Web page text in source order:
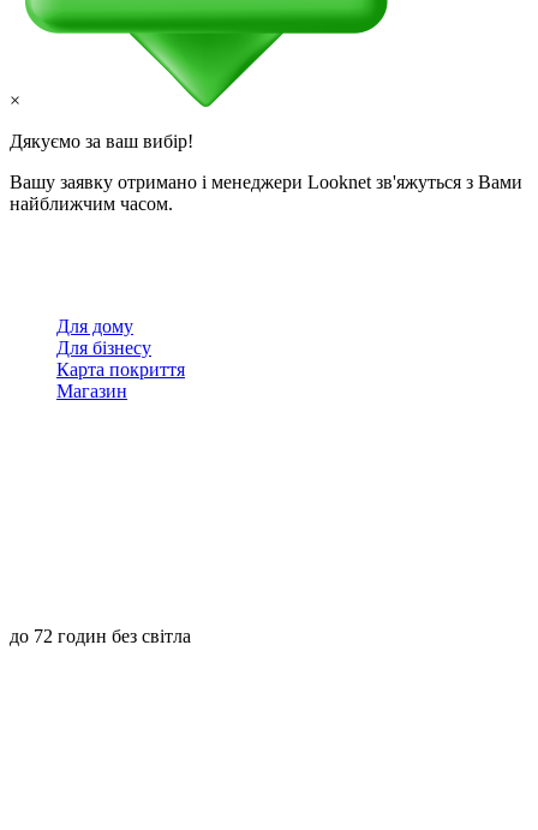
×
Дякуємо за ваш вибір!
Вашу заявку отримано і менеджери Looknet зв'яжуться з Вами
найближчим часом.
Для дому
Для бізнесу
Карта покриття
Магазин
до 72 годин без світла